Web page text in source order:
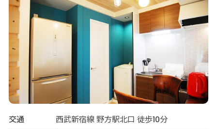
交通
西武新宿線 野方駅北口 徒歩10分